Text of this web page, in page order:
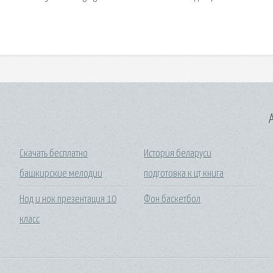
Скачать бесплатно
башкирские мелодии
Нод и нок презентация 10
класс
История беларуси
подготовка к цт книга
Фон баскетбол